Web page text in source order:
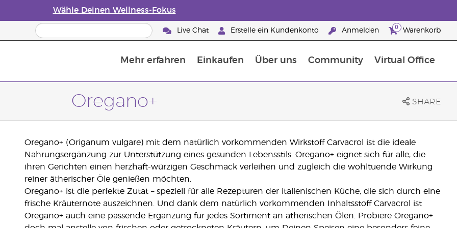
Wähle Deinen Wellness-Fokus
Live Chat Erstelle ein Kundenkonto Anmelden 0 Warenkorb
Mehr erfahren Einkaufen Über uns Community Virtual Office
Oregano+ SHARE
Oregano+ (Origanum vulgare) mit dem natürlich vorkommenden Wirkstoff Carvacrol ist die ideale
Nahrungsergänzung zur Unterstützung eines gesunden Lebensstils. Oregano+ eignet sich für alle, die
ihren Gerichten einen herzhaft-würzigen Geschmack verleihen und zugleich die wohltuende Wirkung
reiner ätherischer Öle genießen möchten.
Oregano+ ist die perfekte Zutat – speziell für alle Rezepturen der italienischen Küche, die sich durch eine
frische Kräuternote auszeichnen. Und dank dem natürlich vorkommenden Inhaltsstoff Carvacrol ist
Oregano+ auch eine passende Ergänzung für jedes Sortiment an ätherischen Ölen. Probiere Oregano+